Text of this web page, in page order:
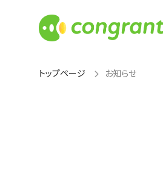
トップページ お知らせ